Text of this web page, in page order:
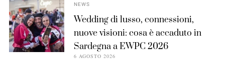
NEWS
Wedding di lusso, connessioni,
nuove visioni: cosa è accaduto in
Sardegna a EWPC 2026
6 AGOSTO 2026